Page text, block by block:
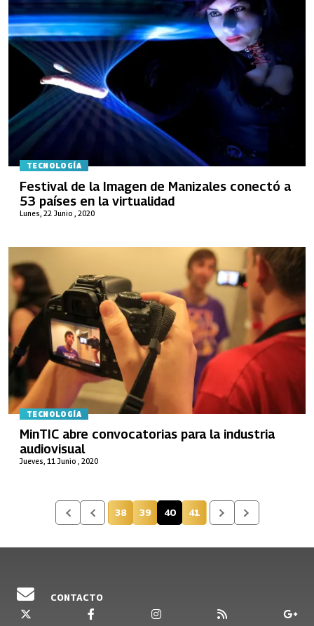
TECNOLOGÍA
Lunes, 22 Junio , 2020
Festival de la Imagen de Manizales conectó a
53 países en la virtualidad
TECNOLOGÍA
Jueves, 11 Junio , 2020
MinTIC abre convocatorias para la industria
audiovisual
Página
38 Página
39 Página actual
40 Página
41
CONTACTO